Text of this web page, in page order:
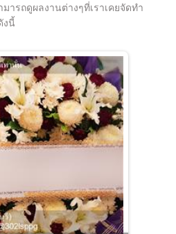
ารถดูผลงานต่างๆที่เราเคยจัดทำ
งนี้